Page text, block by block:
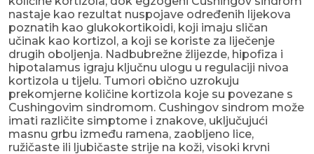
nastaje kao rezultat nuspojave određenih lijekova
poznatih kao glukokortikoidi, koji imaju sličan
učinak kao kortizol, a koji se koriste za liječenje
drugih oboljenja. Nadbubrežne žlijezde, hipofiza i
hipotalamus igraju ključnu ulogu u regulaciji nivoa
kortizola u tijelu. Tumori obično uzrokuju
prekomjerne količine kortizola koje su povezane s
Cushingovim sindromom. Cushingov sindrom može
imati različite simptome i znakove, uključujući
masnu grbu između ramena, zaobljeno lice,
ružičaste ili ljubičaste strije na koži, visoki krvni